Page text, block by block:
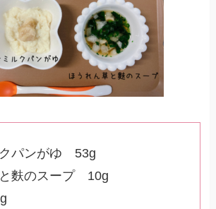
パンがゆ 53g
麩のスープ 10g